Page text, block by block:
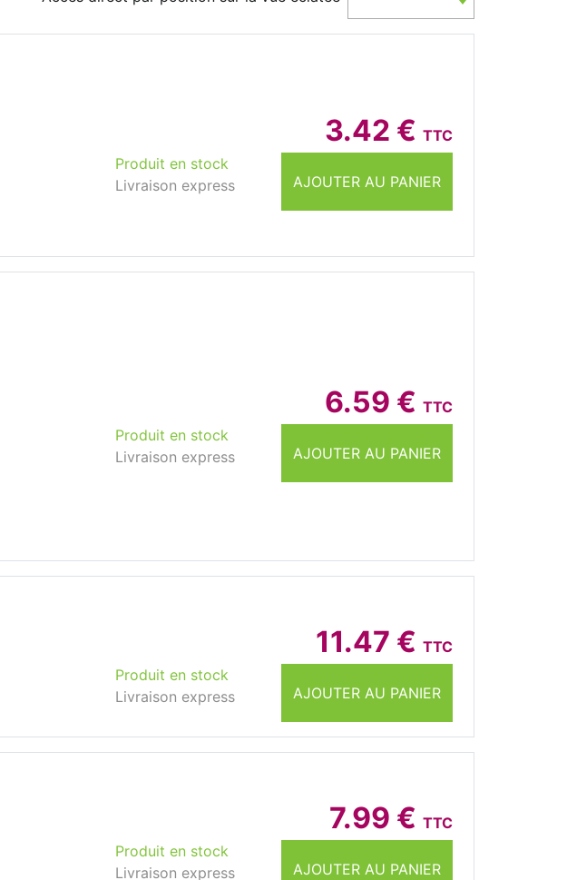
3.42 € TTC
AJOUTER AU PANIER
Produit en stock
Livraison express
6.59 € TTC
AJOUTER AU PANIER
Produit en stock
Livraison express
11.47 € TTC
AJOUTER AU PANIER
Produit en stock
Livraison express
7.99 € TTC
AJOUTER AU PANIER
Produit en stock
Livraison express